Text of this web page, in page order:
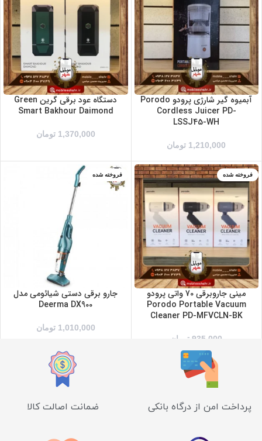
آبمیوه گیر شارژی پرودو Porodo
Cordless Juicer PD-
LSSJ45-WH
1,210,000 تومان
مشکی
دستگاه عود برقی گرین Green
Smart Bakhour Daimond
1,370,000 تومان
فروخته شده
آبی
سفید
مشکی
مینی جاروبرقی 70 واتی پرودو
Porodo Portable Vacuum
Cleaner PD-MFVCLN-BK
935,000 تومان
فروخته شده
جارو برقی دستی شیائومی مدل
Deerma DX900
1,010,000 تومان
پرداخت امن از درگاه بانکی ضمانت اصالت کالا